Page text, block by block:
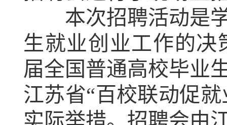
本次招聘活动是学
生就业创业工作的决
届全国普通高校毕业
江苏省“百校联动促